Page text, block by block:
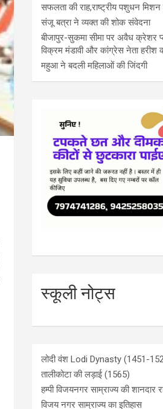
सफलता की राह,राष्ट्रीय पशुधन
संजू बत्रा ने व्यक्त की शोक संवेदना
बीजापुर-सुकमा सीमा पर अवैध क्रेशर
विक्रम मंडावी और कांग्रेस नेता हरीश
महुआ ने बदली महिलाओं की जिंदगी
स्कूली नोट्स
लोदी वंश Lodi Dynasty (1451-
तालीकोटा की लड़ाई (1565)
हम्पी विजयनगर साम्राज्य की शानदार
विजय नगर साम्राज्य का इतिहास